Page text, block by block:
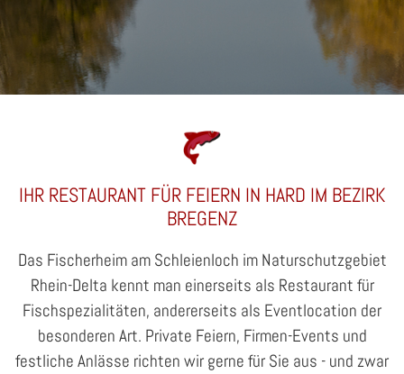
IHR RESTAURANT FÜR FEIERN IN HARD IM BEZIRK
BREGENZ
Das Fischerheim am Schleienloch im Naturschutzgebiet
Rhein-Delta kennt man einerseits als Restaurant für
Fischspezialitäten, andererseits als Eventlocation der
besonderen Art. Private Feiern, Firmen-Events und
festliche Anlässe richten wir gerne für Sie aus - und zwar